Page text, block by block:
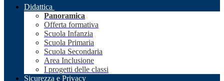
Didattica
Panoramica
Offerta formativa
Scuola Infanzia
Scuola Primaria
Scuola Secondaria
Area Inclusione
I progetti delle classi
Sicurezza e Privacy